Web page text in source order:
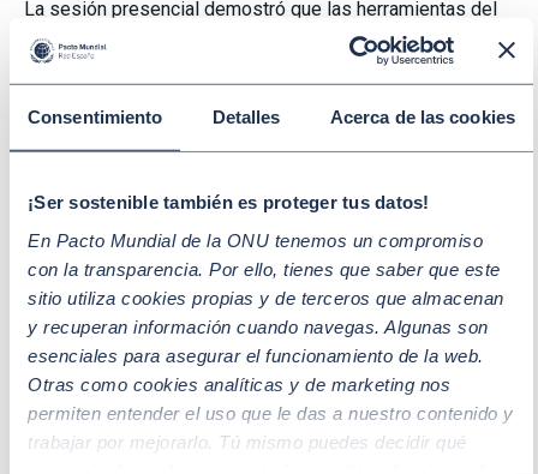
Consentimiento Detalles Acerca de las cookies
¡Ser sostenible también es proteger tus datos!
En Pacto Mundial de la ONU tenemos un compromiso
con la transparencia. Por ello, tienes que saber que este
sitio utiliza cookies propias y de terceros que almacenan
y recuperan información cuando navegas. Algunas son
esenciales para asegurar el funcionamiento de la web.
Otras como cookies analíticas y de marketing nos
permiten entender el uso que le das a nuestro contenido y
trabajar por mejorarlo. Tú mismo puedes decidir qué
La sesión presencial demostró que las herramientas del
acelerador son el vehículo idóneo para que las compañías
adapten sus operaciones, identifiquen tendencias de
exige Europa.
responsable de sostenibilidad de Parques Reunidos, nos
contó su experiencia tras haber participado en el
programa hace dos años. Admitía que el acelerador le
había ayudado para estar “alineado con estándares
internacionales” y,también para lograr la “inclusión de los
Derechos Humanos y debida diligencia en toda la cadena
de valor”y la “implementación en todos los niveles de la
compañía ”.